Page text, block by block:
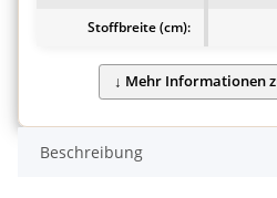
Stoffbreite (cm):
Beschreibung